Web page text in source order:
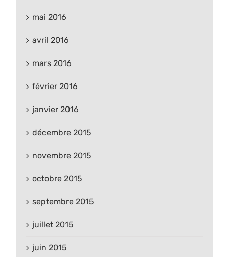
mai 2016
avril 2016
mars 2016
février 2016
janvier 2016
décembre 2015
novembre 2015
octobre 2015
septembre 2015
juillet 2015
juin 2015